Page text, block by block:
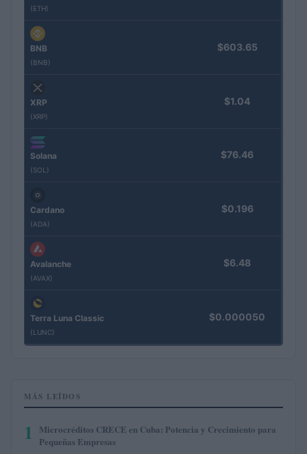
(ETH)
BNB
(BNB)
$603.65
XRP
(XRP)
$1.04
Solana
(SOL)
$76.46
Cardano
(ADA)
$0.196
Avalanche
(AVAX)
$6.48
Terra Luna Classic
(LUNC)
$0.000050
MÁS LEÍDOS
1
Microcréditos CRECE en Cuba: Potencia y Crecimiento para
Pequeñas Empresas